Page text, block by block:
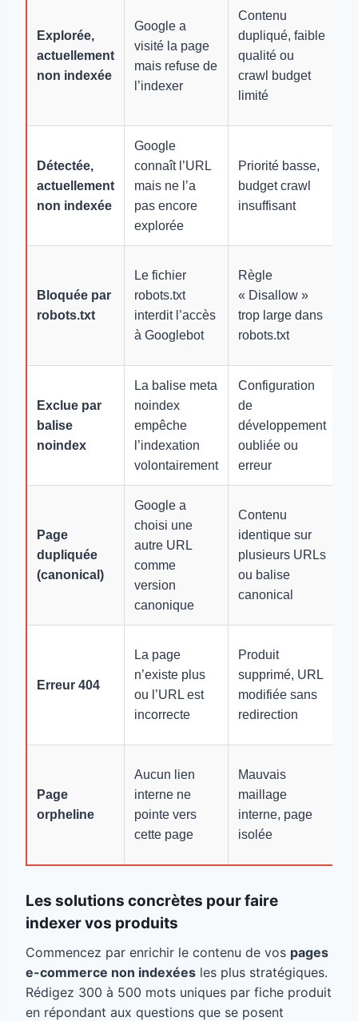
Explorée,
actuellement
non indexée
Google a
visité la page
mais refuse de
l’indexer
Contenu
dupliqué, faible
qualité ou
crawl budget
limité
Détectée,
actuellement
non indexée
Google
connaît l’URL
mais ne l’a
pas encore
explorée
Priorité basse,
budget crawl
insuffisant
Bloquée par
robots.txt
Le fichier
robots.txt
interdit l’accès
à Googlebot
Règle
« Disallow »
trop large dans
robots.txt
Exclue par
balise
noindex
La balise meta
noindex
empêche
l’indexation
volontairement
Configuration
de
développement
oubliée ou
erreur
Page
dupliquée
(canonical)
Google a
choisi une
autre URL
comme
version
canonique
Contenu
identique sur
plusieurs URLs
ou balise
canonical
Erreur 404
La page
n’existe plus
ou l’URL est
incorrecte
Produit
supprimé, URL
modifiée sans
redirection
Page
orpheline
Aucun lien
interne ne
pointe vers
cette page
Mauvais
maillage
interne, page
isolée
Les solutions concrètes pour faire
indexer vos produits
Commencez par enrichir le contenu de vos pages
e-commerce non indexées les plus stratégiques.
Rédigez 300 à 500 mots uniques par fiche produit
en répondant aux questions que se posent